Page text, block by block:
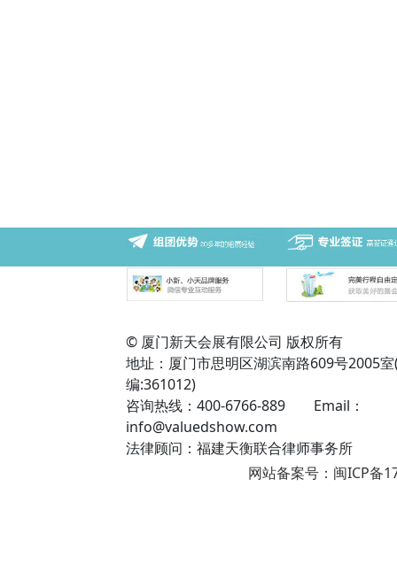
© 厦门新天会展有限公司 版权所有
地址：厦门市思明区湖滨南路609号2005
编:361012)
咨询热线：400-6766-889 Email：
info@valuedshow.com
法律顾问：福建天衡联合律师事务所
网站备案号：闽ICP备